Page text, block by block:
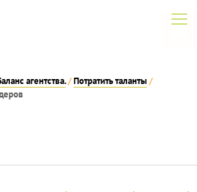
агентства./Потратить таланты/